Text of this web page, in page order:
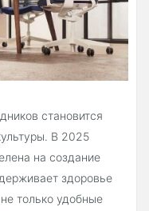
становится
В 2025
на создание
здоровье
только удобные